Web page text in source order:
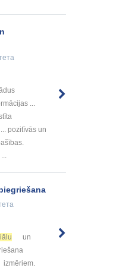
...
pozitīvās un
un
izmēriem.